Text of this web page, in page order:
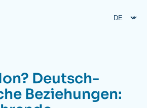
Deutsch-
Beziehungen: